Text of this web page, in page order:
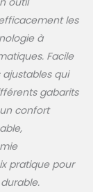
pour
attention
du chien
de
【Mode
et
】Le
pour
d'une
d'arrêt de
les
à
Facile
qui
gabarits
confort
pratique pour